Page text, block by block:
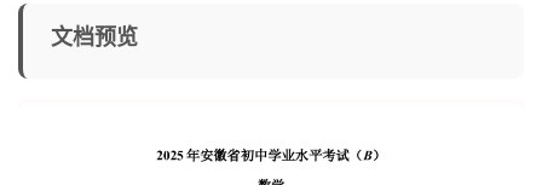
文档预览